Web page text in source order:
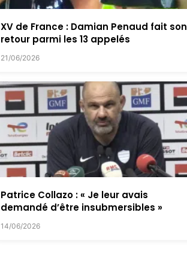
XV de France : Damian Penaud fait son
retour parmi les 13 appelés
21/06/2026
Patrice Collazo : « Je leur avais
demandé d’être insubmersibles »
14/06/2026